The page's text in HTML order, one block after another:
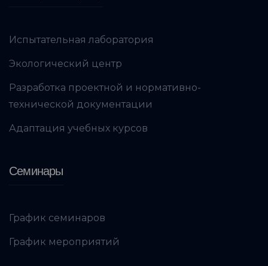
Испытательная лаборатория
Экологический центр
Разработка проектной и нормативно-
технической документации
Адаптация учебных курсов
Семинары
График семинаров
График мероприятий